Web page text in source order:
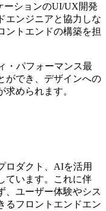
ーションのUI/UX開発
エンジニアと協力しな
ントエンドの構築を担
・パフォーマンス最
ができ、デザインへの
められます。
ロダクト、AIを活用
ています。これに伴
、ユーザー体験やシス
るフロントエンドエン